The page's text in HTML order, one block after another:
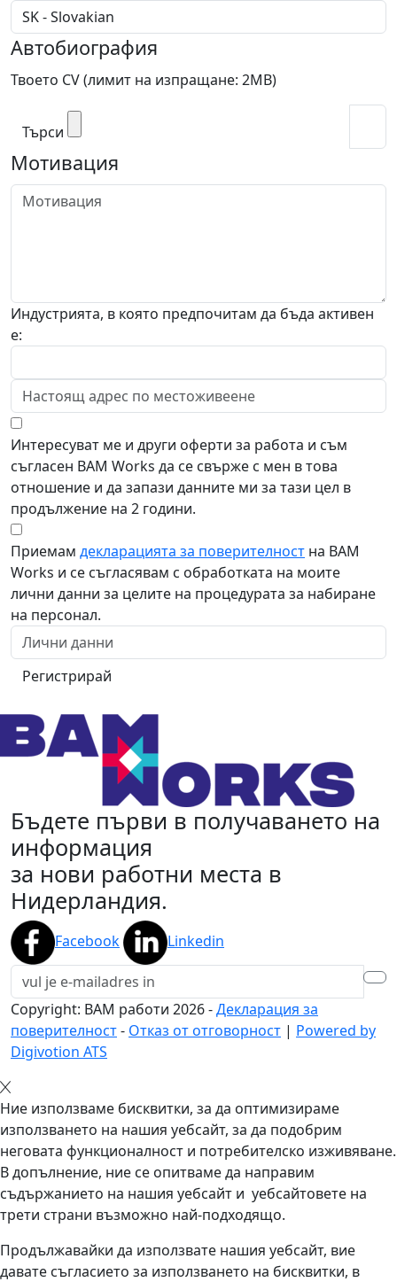
Автобиография
Твоето CV (лимит на изпращане: 2МВ)
Търси
Мотивация
Индустрията, в която предпочитам да бъда активен
е:
Интересуват ме и други оферти за работа и съм
съгласен BAM Works да се свърже с мен в това
отношение и да запази данните ми за тази цел в
продължение на 2 години.
Приемам декларацията за поверителност на BAM
Works и се съгласявам с обработката на моите
лични данни за целите на процедурата за набиране
на персонал.
Регистрирай
Бъдете първи в получаването на
информация
за нови работни места в
Нидерландия.
Facebook Linkedin
Copyright: BAM работи 2026-Декларация за
поверителност- Отказ от отговорност | Powered by
Digivotion ATS
Ние използваме бисквитки, за да оптимизираме
използването на нашия уебсайт, за да подобрим
неговата функционалност и потребителско изживяване.
В допълнение, ние се опитваме да направим
съдържанието на нашия уебсайт и уебсайтовете на
трети страни възможно най-подходящо.
Продължавайки да използвате нашия уебсайт, вие
давате съгласието за използването на бисквитки, в